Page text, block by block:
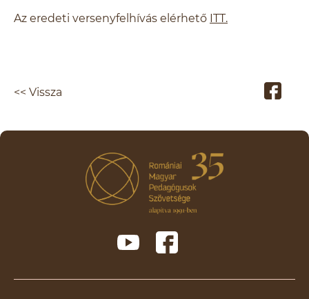
Az eredeti versenyfelhívás elérhető ITT.
<< Vissza